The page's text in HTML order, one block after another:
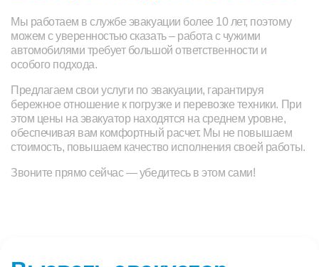
Мы работаем в службе эвакуации более 10 лет, поэтому
можем с уверенностью сказать – работа с чужими
автомобилями требует большой ответственности и
особого подхода.
Предлагаем свои услуги по эвакуации, гарантируя
бережное отношение к погрузке и перевозке техники. При
этом цены на эвакуатор находятся на среднем уровне,
обеспечивая вам комфортный расчет. Мы не повышаем
стоимость, повышаем качество исполнения своей работы.
Звоните прямо сейчас — убедитесь в этом сами!